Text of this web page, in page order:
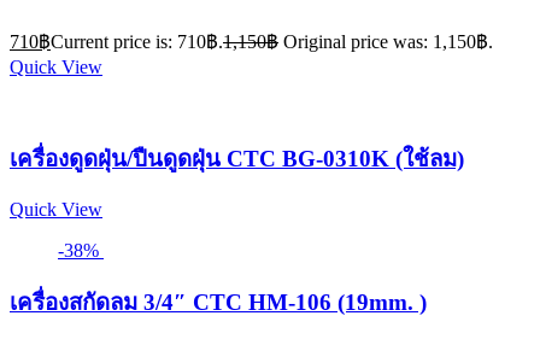
710฿Current price is: 710฿.1,150฿ Original price was: 1,150฿.
Quick View
เครื่องดูดฝุ่น/ปืนดูดฝุ่น CTC BG-0310K (ใช้ลม)
Quick View
-38%
เครื่องสกัดลม 3/4″ CTC HM-106 (19mm. )